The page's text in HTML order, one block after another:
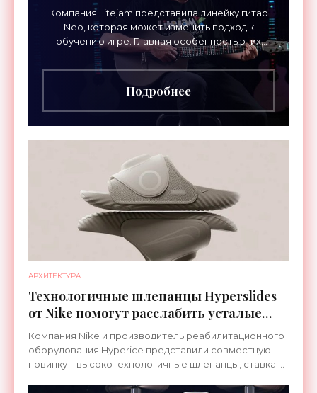
Компания Litejam представила линейку гитар
Neo, которая может изменить подход к
обучению игре. Главная особенность этих
инструментов – встроенная RGB-подсветка
грифа. Светодиоды
Подробнее
АРХИТЕКТУРА
Технологичные шлепанцы Hyperslides
от Nike помогут расслабить усталые
ноги после тренировки - «Гаджеты»
Компания Nike и производитель реабилитационного
оборудования Hyperice представили совместную
новинку – высокотехнологичные шлепанцы, ставка в